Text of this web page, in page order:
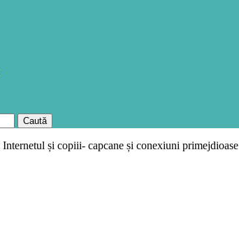
Caută
Internetul și copiii- capcane și conexiuni primejdioase